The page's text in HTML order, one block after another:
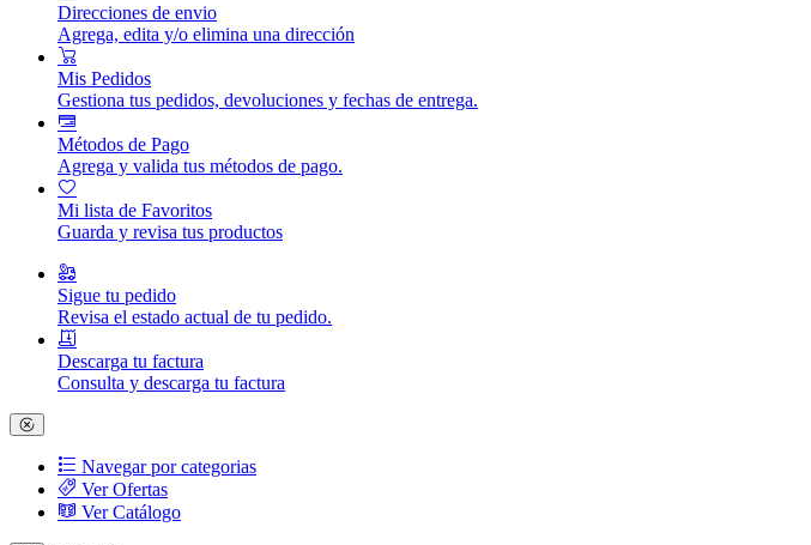
Direcciones de envio
Agrega, edita y/o elimina una dirección
Mis Pedidos
Gestiona tus pedidos, devoluciones y fechas de entrega.
Métodos de Pago
Agrega y valida tus métodos de pago.
Mi lista de Favoritos
Guarda y revisa tus productos
Sigue tu pedido
Revisa el estado actual de tu pedido.
Descarga tu factura
Consulta y descarga tu factura
Navegar por categorias
Ver Ofertas
Ver Catálogo